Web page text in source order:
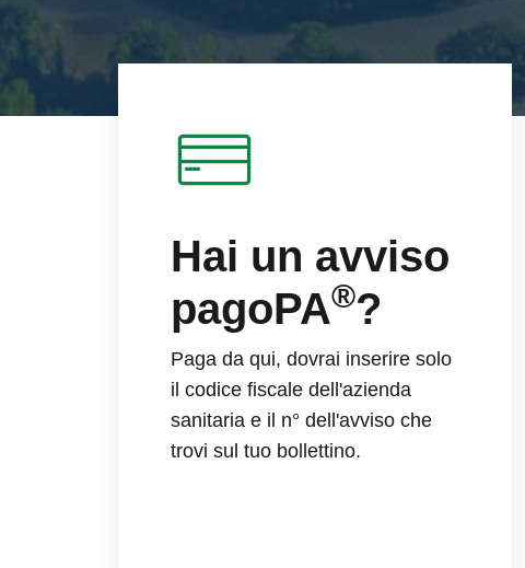
Hai un avviso
pagoPA®?
Paga da qui, dovrai inserire solo
il codice fiscale dell'azienda
sanitaria e il n° dell'avviso che
trovi sul tuo bollettino.